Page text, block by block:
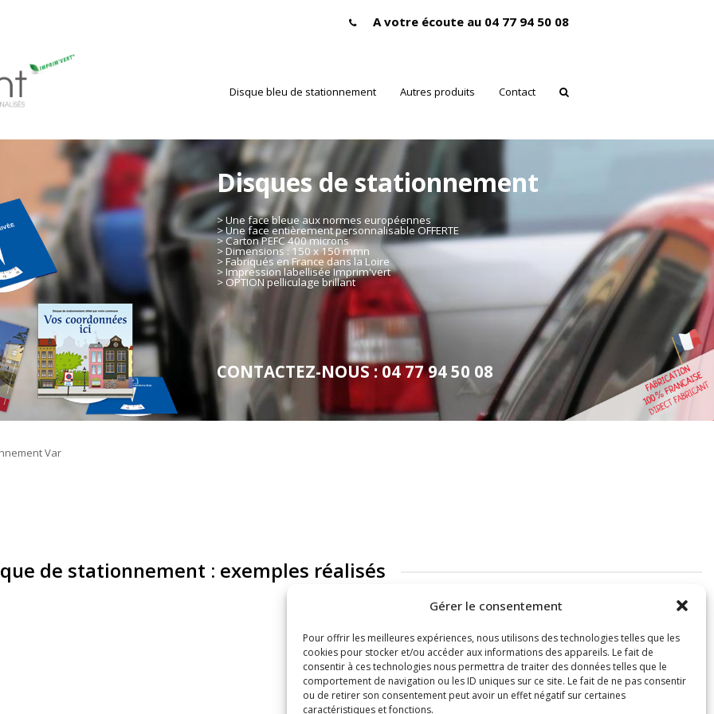
Gérer le consentement
Pour offrir les meilleures expériences, nous utilisons des technologies telles que les
cookies pour stocker et/ou accéder aux informations des appareils. Le fait de
consentir à ces technologies nous permettra de traiter des données telles que le
comportement de navigation ou les ID uniques sur ce site. Le fait de ne pas consentir
ou de retirer son consentement peut avoir un effet négatif sur certaines
caractéristiques et fonctions.
A votre écoute au 04 77 94 50 08
Disque bleu de stationnement Autres produits Contact
Disques de stationnement
> Une face bleue aux normes européennes
> Une face entièrement personnalisable OFFERTE
> Carton PEFC 400 microns
> Dimensions : 150 x 150 mmn
> Fabriqués en France dans la Loire
> Impression labellisée Imprim'vert
> OPTION pelliculage brillant
CONTACTEZ-NOUS : 04 77 94 50 08
de stationnement : exemples réalisés